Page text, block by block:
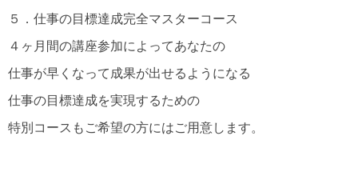
５．仕事の目標達成完全マスターコース
４ヶ月間の講座参加によってあなたの
仕事が早くなって成果が出せるようになる
仕事の目標達成を実現するための
特別コースもご希望の方にはご用意します。